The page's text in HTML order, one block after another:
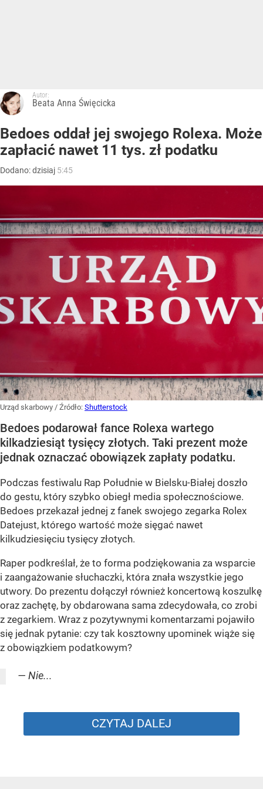
Autor:
Beata Anna Święcicka
Bedoes oddał jej swojego Rolexa. Może
zapłacić nawet 11 tys. zł podatku
Dodano:dzisiaj 5:45
Urząd skarbowy / Źródło: Shutterstock
Bedoes podarował fance Rolexa wartego
kilkadziesiąt tysięcy złotych. Taki prezent może
jednak oznaczać obowiązek zapłaty podatku.
Podczas festiwalu Rap Południe w Bielsku-Białej doszło
do gestu, który szybko obiegł media społecznościowe.
Bedoes przekazał jednej z fanek swojego zegarka Rolex
Datejust, którego wartość może sięgać nawet
kilkudziesięciu tysięcy złotych.
Raper podkreślał, że to forma podziękowania za wsparcie
i zaangażowanie słuchaczki, która znała wszystkie jego
utwory. Do prezentu dołączył również koncertową koszulkę
oraz zachętę, by obdarowana sama zdecydowała, co zrobi
z zegarkiem. Wraz z pozytywnymi komentarzami pojawiło
się jednak pytanie: czy tak kosztowny upominek wiąże się
z obowiązkiem podatkowym?
— Nie...
CZYTAJ DALEJ